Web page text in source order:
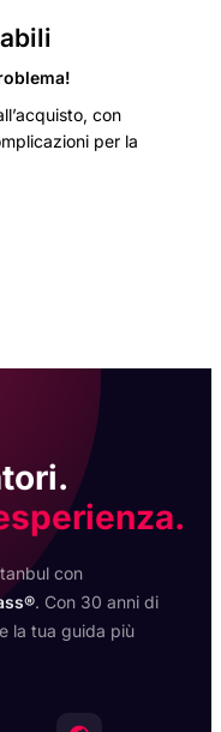
con
per la
con
. Con 30 anni di
la tua guida più